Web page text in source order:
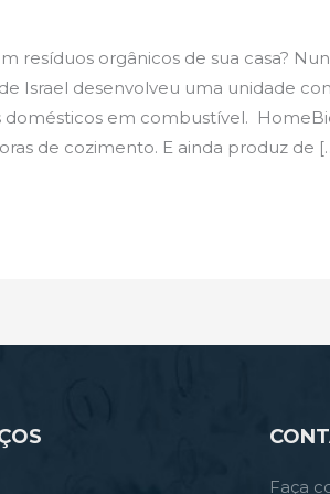
resíduos orgânicos de sua casa?
Israel desenvolveu uma unidade
domésticos em combustível.
de cozimento. E ainda produz de
Faça